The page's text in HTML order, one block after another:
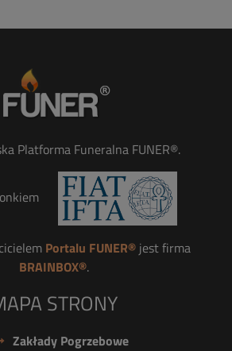
Platforma Funeralna FUNER®.
Portalu FUNER®jest firma
BRAINBOX®.
STRONY
Zakłady Pogrzebowe